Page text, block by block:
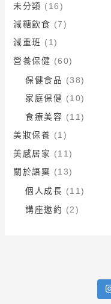
未分類 (16)
減糖飲食 (7)
減重班 (1)
營養保健 (60)
保健食品 (38)
家庭保健 (10)
食療美容 (11)
美妝保養 (1)
美感居家 (11)
關於語霙 (13)
個人成長 (11)
講座邀約 (2)